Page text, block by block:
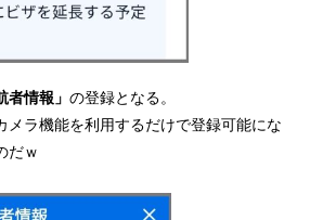
者情報」 の登録となる。
メラ機能を利用するだけで登録可能にな
だｗ